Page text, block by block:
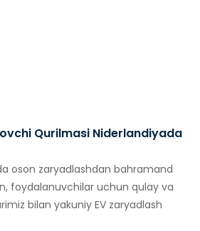
Qurilmasi Niderlandiyada
oson zaryadlashdan bahramand
foydalanuvchilar uchun qulay va
bilan yakuniy EV zaryadlash